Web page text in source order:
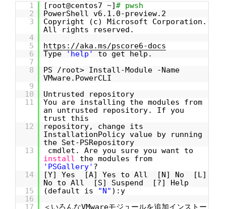
1 [root@centos7 ~]# pwsh
2
PowerShell v6.1.0-preview.2
3
Copyright (c) Microsoft Corporation.
All rights reserved.
4
5
https://aka.ms/pscore6-docs
6
Type 'help'
to get help.
7
8
PS /root> Install-Module -Name
VMware.PowerCLI
9
10
Untrusted repository
11
You are installing the modules from
an untrusted repository. If you
trust this
12
repository, change its
InstallationPolicy value by running
the Set-PSRepository
13
cmdlet. Are you sure you want to
install
the modules from
'PSGallery' ?
14
[Y] Yes [A] Yes to All [N] No [L]
No to All [S] Suspend [?] Help
15
(default is "N" ):y
16
17
＜いろんなVMwareモジュールを追加インストー